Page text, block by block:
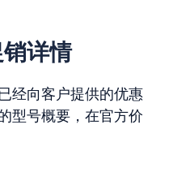
详情
经向客户提供的优惠
型号概要，在官方价